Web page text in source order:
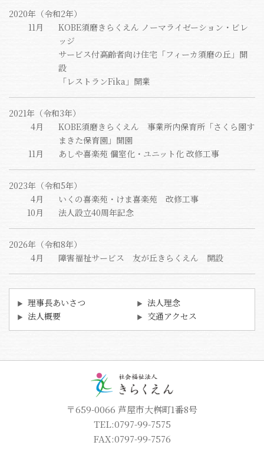
2020年（令和2年）
11月
KOBE須磨きらくえん ノーマライゼーション・ビレ
ッジ
サービス付高齢者向け住宅「フィーカ須磨の丘」開
設
「レストランFika」開業
2021年（令和3年）
4月
KOBE須磨きらくえん 事業所内保育所「さくら園す
まきた保育園」開園
11月
あしや喜楽苑 個室化・ユニット化 改修工事
2023年（令和5年）
4月
いくの喜楽苑・けま喜楽苑 改修工事
10月
法人設立40周年記念
2026年（令和8年）
4月
障害福祉サービス 友が丘きらくえん 開設
理事長あいさつ
法人理念
法人概要
交通アクセス
〒659-0066 芦屋市大桝町1番8号
TEL:0797-99-7575
FAX:0797-99-7576